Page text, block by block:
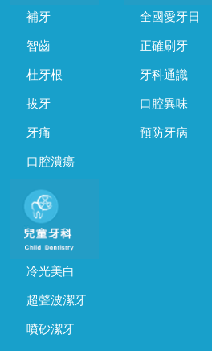
補牙
智齒
杜牙根
拔牙
牙痛
口腔潰瘍
全國愛牙日
正確刷牙
牙科通識
口腔異味
預防牙病
冷光美白
超聲波潔牙
噴砂潔牙